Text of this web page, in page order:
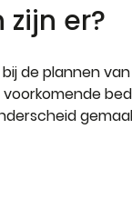
zijn er?
de plannen